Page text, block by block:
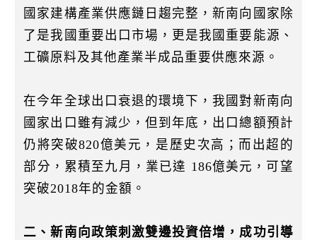
國家建構產業供應鏈日趨完整，新南向國家除
了是我國重要出口市場，更是我國重要能源、
工礦原料及其他產業半成品重要供應來源。
在今年全球出口衰退的環境下，我國對新南向
國家出口雖有減少，但到年底，出口總額預計
仍將突破820億美元，是歷史次高；而出超的
部分，累積至九月，業已達 186億美元，可望
突破2018年的金額。
二、新南向政策刺激雙邊投資倍增，成功引導